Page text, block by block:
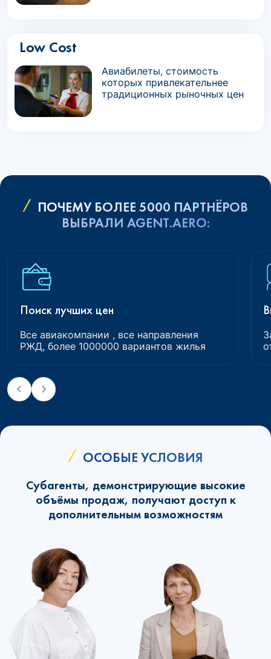
Low Cost
Авиабилеты, стоимость
которых привлекательнее
традиционных рыночных цен
ПОЧЕМУ БОЛЕЕ 5000 ПАРТНЁРОВ
ВЫБРАЛИ AGENT.AERO:
Поиск лучших цен
Все авиакомпании , все направления
РЖД, более 1000000 вариантов жилья
ОСОБЫЕ УСЛОВИЯ
Субагенты, демонстрирующие высокие
объёмы продаж, получают доступ к
дополнительным возможностям